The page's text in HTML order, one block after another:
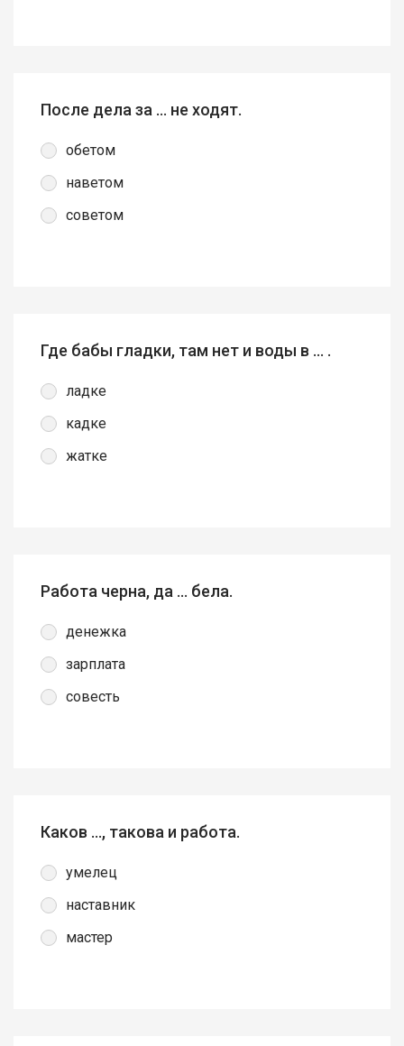
После дела за … не ходят.
обетом
наветом
советом
Где бабы гладки, там нет и воды в ... .
ладке
кадке
жатке
Работа черна, да … бела.
денежка
зарплата
совесть
Каков …, такова и работа.
умелец
наставник
мастер